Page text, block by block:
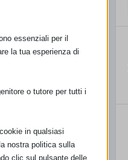
è previsto
adulti e
sociali che
i
diverso ogni
sui
possibile.
essenziali per il
la tua esperienza di
o tutore per tutti i
in qualsiasi
nostra politica sulla
clic sul pulsante delle